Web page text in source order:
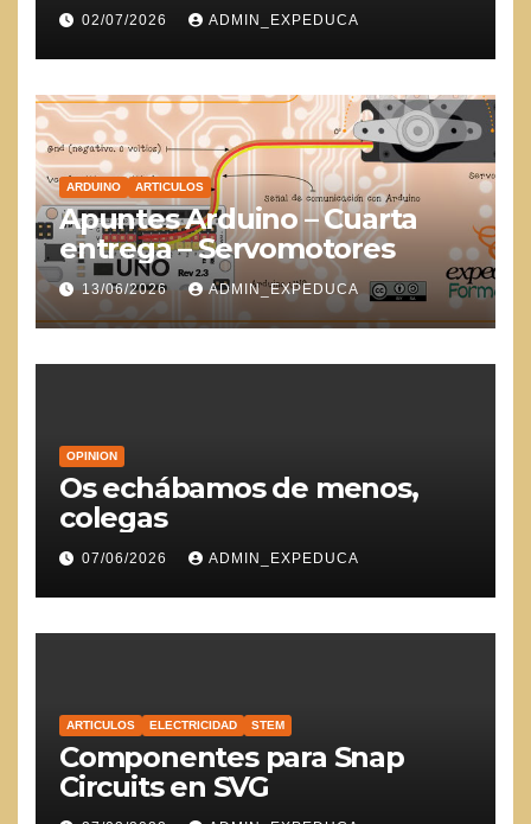
02/07/2026 ADMIN_EXPEDUCA
ARDUINO ARTICULOS
Apuntes Arduino – Cuarta
entrega – Servomotores
13/06/2026 ADMIN_EXPEDUCA
OPINION
Os echábamos de menos,
colegas
07/06/2026 ADMIN_EXPEDUCA
ARTICULOS ELECTRICIDAD STEM
Componentes para Snap
Circuits en SVG